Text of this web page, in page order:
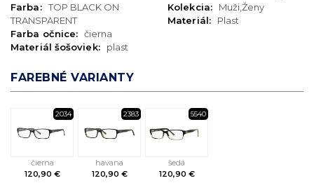
Farba: TOP BLACK ON
TRANSPARENT
Farba očnice: čierna
Materiál šošoviek:
plast
Kolekcia:
Muži,Ženy
Materiál:
Plast
FAREBNÉ VARIANTY
2034
čierna
120,90 €
2383
havana
120,90 €
5540
šedá
120,90 €